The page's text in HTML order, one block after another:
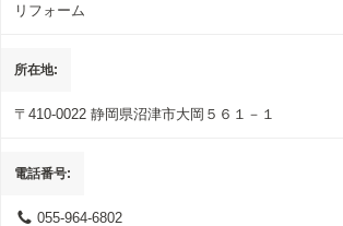
リフォーム
所在地
〒410-0022 静岡県沼津市大岡５６１－１
電話番号
055-964-6802